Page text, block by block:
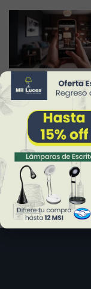
La
Aumentada
Diseño
Espacios
Por Ana Karen
el 27 jun 2024